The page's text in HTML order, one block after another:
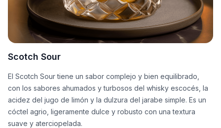
Scotch Sour
El Scotch Sour tiene un sabor complejo y bien equilibrado,
con los sabores ahumados y turbosos del whisky escocés, la
acidez del jugo de limón y la dulzura del jarabe simple. Es un
cóctel agrio, ligeramente dulce y robusto con una textura
suave y aterciopelada.